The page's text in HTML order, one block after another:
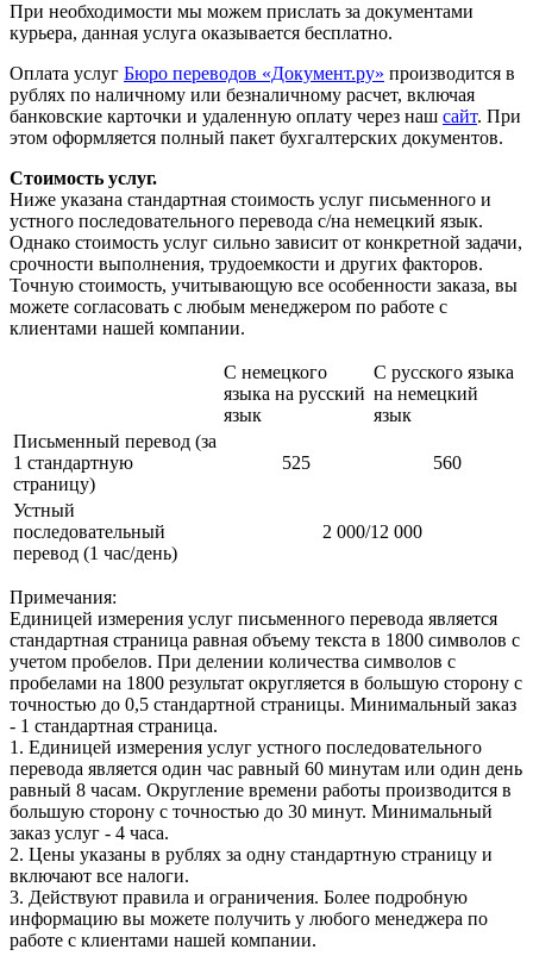
При необходимости мы можем прислать за документами
курьера, данная услуга оказывается бесплатно.
Оплата услуг Бюро переводов «Документ.ру» производится в
рублях по наличному или безналичному расчет, включая
банковские карточки и удаленную оплату через наш сайт. При
этом оформляется полный пакет бухгалтерских документов.
Стоимость услуг.
Ниже указана стандартная стоимость услуг письменного и
устного последовательного перевода с/на немецкий язык.
Однако стоимость услуг сильно зависит от конкретной задачи,
срочности выполнения, трудоемкости и других факторов.
Точную стоимость, учитывающую все особенности заказа, вы
можете согласовать с любым менеджером по работе с
клиентами нашей компании.
С немецкого
языка на русский
язык
С русского языка
на немецкий
язык
Письменный перевод (за
1 стандартную
страницу)
525 560
Устный
последовательный
перевод (1 час/день)
2 000/12 000
Примечания:
Единицей измерения услуг письменного перевода является
стандартная страница равная объему текста в 1800 символов с
учетом пробелов. При делении количества символов с
пробелами на 1800 результат округляется в большую сторону с
точностью до 0,5 стандартной страницы. Минимальный заказ
- 1 стандартная страница.
1. Единицей измерения услуг устного последовательного
перевода является один час равный 60 минутам или один день
равный 8 часам. Округление времени работы производится в
большую сторону с точностью до 30 минут. Минимальный
заказ услуг - 4 часа.
2. Цены указаны в рублях за одну стандартную страницу и
включают все налоги.
3. Действуют правила и ограничения. Более подробную
информацию вы можете получить у любого менеджера по
работе с клиентами нашей компании.